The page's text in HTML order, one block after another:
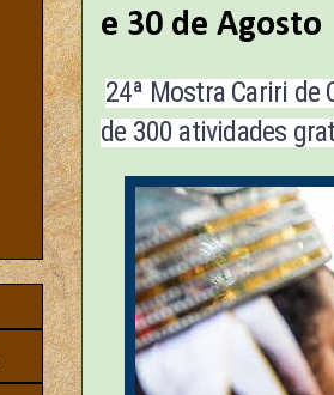
e 30 de Agosto
24ª Mostra Cariri de
de 300 atividades